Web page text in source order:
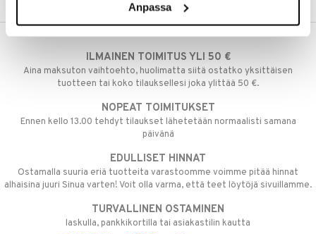
Anpassa
ILMAINEN TOIMITUS YLI 50 €
Aina maksuton vaihtoehto, huolimatta siitä ostatko yksittäisen
tuotteen tai koko tilauksellesi joka ylittää 50 €.
NOPEAT TOIMITUKSET
Ennen kello 13.00 tehdyt tilaukset lähetetään normaalisti samana
päivänä
EDULLISET HINNAT
Ostamalla suuria eriä tuotteita varastoomme voimme pitää hinnat
alhaisina juuri Sinua varten! Voit olla varma, että teet löytöjä sivuillamme.
TURVALLINEN OSTAMINEN
laskulla, pankkikortilla tai asiakastilin kautta